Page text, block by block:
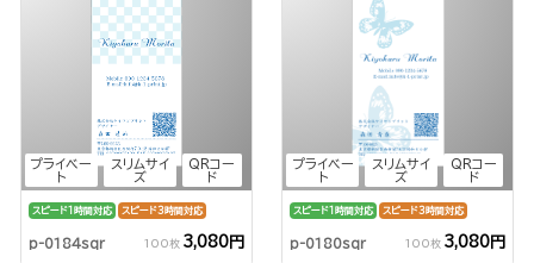
プライベー
ト
スリムサイ
ズ
QRコー
ド
スピード1時間対応 スピード3時間対応
p-0184sqr 100枚 3,080円
プライベー
ト
スリムサイ
ズ
QRコー
ド
スピード1時間対応 スピード3時間対応
p-0180sqr 100枚 3,080円